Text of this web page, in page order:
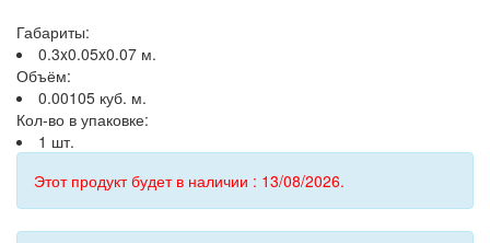
Габариты:
0.3x0.05x0.07 м.
Объём:
0.00105 куб. м.
Кол-во в упаковке:
1 шт.
Этот продукт будет в наличии : 13/08/2026.